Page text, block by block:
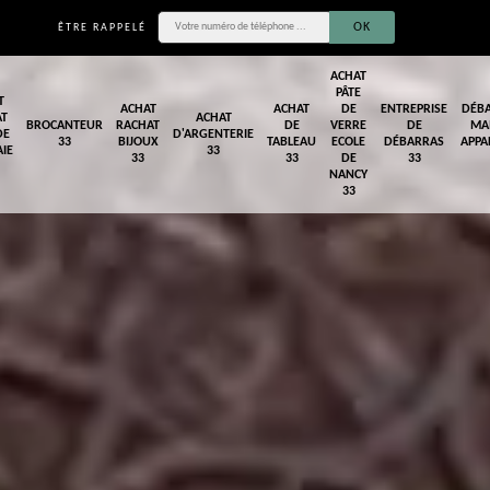
ÊTRE RAPPELÉ
BROCANTEUR
33
ACHAT
RACHAT
BIJOUX
33
ACHAT
D'ARGENTERIE
33
ACHAT
DE
TABLEAU
33
ACHAT
PÂTE
DE
VERRE
ECOLE
DE
NANCY
33
ENTREPRISE
DE
DÉBARRAS
33